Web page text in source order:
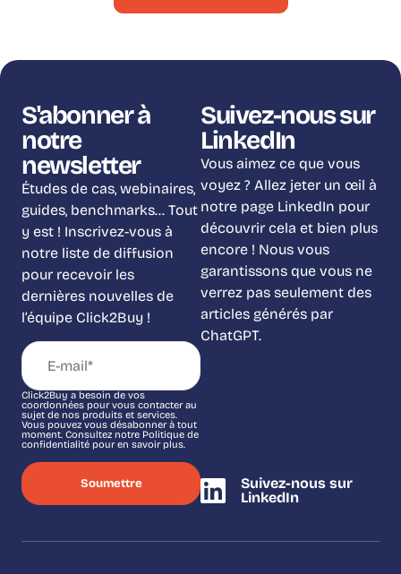
S'abonner à
notre
newsletter
Études de cas, webinaires,
guides, benchmarks… Tout
y est ! Inscrivez-vous à
notre liste de diffusion
pour recevoir les
dernières nouvelles de
l’équipe Click2Buy !
Click2Buy a besoin de vos
coordonnées pour vous contacter au
sujet de nos produits et services.
Vous pouvez vous désabonner à tout
moment. Consultez notre Politique de
confidentialité pour en savoir plus.
Suivez-nous sur
LinkedIn
Vous aimez ce que vous
voyez ? Allez jeter un œil à
notre page LinkedIn pour
découvrir cela et bien plus
encore ! Nous vous
garantissons que vous ne
verrez pas seulement des
articles générés par
ChatGPT.
Suivez-nous sur
LinkedIn